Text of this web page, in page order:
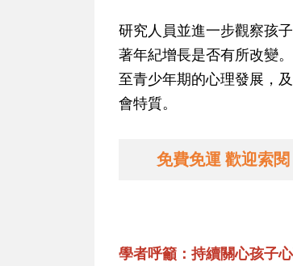
研究人員並進一步觀察孩
著年紀增長是否有所改變
至青少年期的心理發展，
會特質。
免費免運 歡迎索
學者呼籲：持續關心孩子